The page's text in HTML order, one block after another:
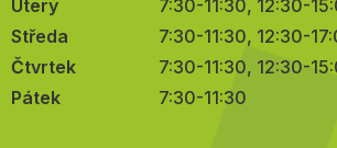
Úterý
7:30-11:30, 12:30-
Středa
7:30-11:30, 12:30-
Čtvrtek
7:30-11:30, 12:30-
Pátek
7:30-11:30